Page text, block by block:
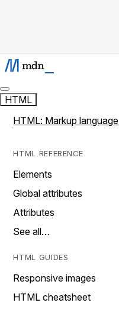
HTML
HTML: Markup language
HTML REFERENCE
Elements
Global attributes
Attributes
See all…
HTML GUIDES
Responsive images
HTML cheatsheet